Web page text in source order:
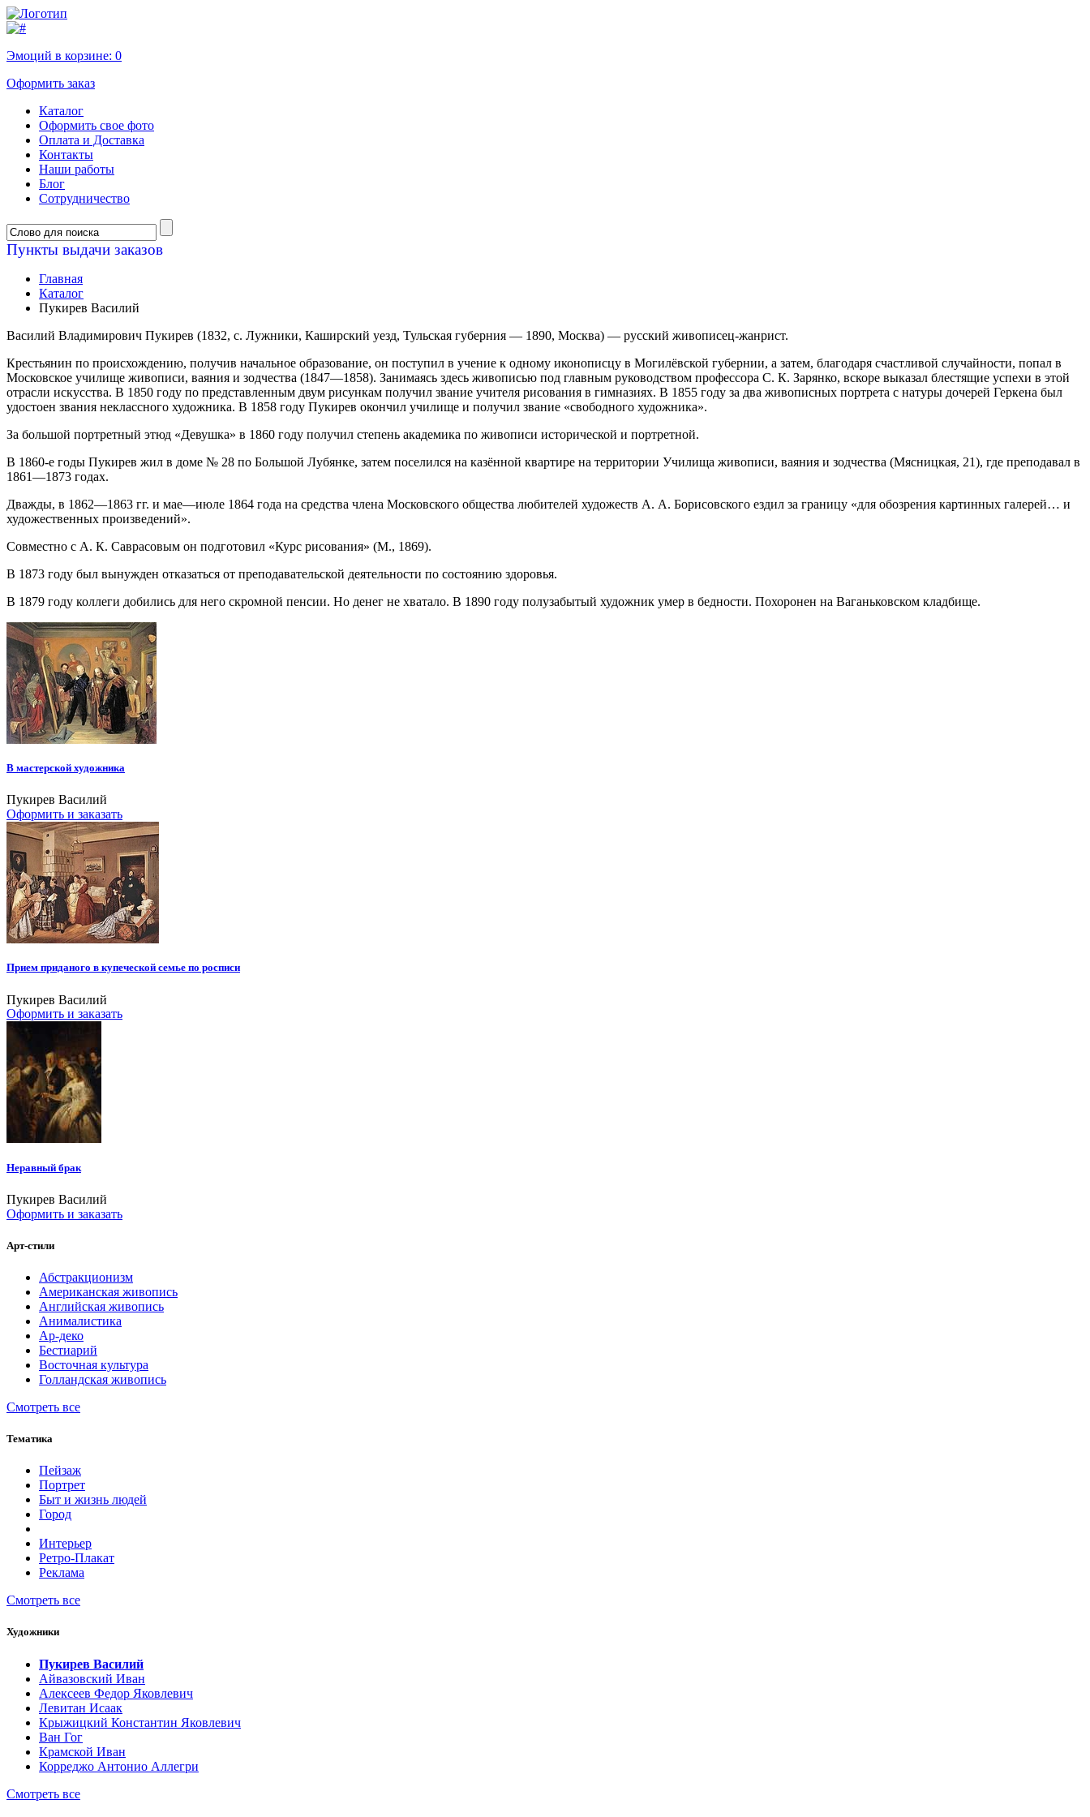
Эмоций в корзине: 0
Оформить заказ
Каталог
Оформить свое фото
Оплата и Доставка
Контакты
Наши работы
Блог
Сотрудничество
Пункты выдачи заказов
Главная
Каталог
Пукирев Василий
Василий Владимирович Пукирев (1832, с. Лужники, Каширский уезд, Тульская губерния — 1890, Москва) — русский живописец-жанрист.
Крестьянин по происхождению, получив начальное образование, он поступил в учение к одному иконописцу в Могилёвской губернии, а затем, благодаря счастливой случайности, попал в
Московское училище живописи, ваяния и зодчества (1847—1858). Занимаясь здесь живописью под главным руководством профессора С. К. Зарянко, вскоре выказал блестящие успехи в этой
отрасли искусства. В 1850 году по представленным двум рисункам получил звание учителя рисования в гимназиях. В 1855 году за два живописных портрета с натуры дочерей Геркена был
удостоен звания неклассного художника. В 1858 году Пукирев окончил училище и получил звание «свободного художника».
За большой портретный этюд «Девушка» в 1860 году получил степень академика по живописи исторической и портретной.
В 1860-е годы Пукирев жил в доме № 28 по Большой Лубянке, затем поселился на казённой квартире на территории Училища живописи, ваяния и зодчества (Мясницкая, 21), где преподавал в
1861—1873 годах.
Дважды, в 1862—1863 гг. и мае—июле 1864 года на средства члена Московского общества любителей художеств А. А. Борисовского ездил за границу «для обозрения картинных галерей… и
художественных произведений».
Совместно с А. К. Саврасовым он подготовил «Курс рисования» (М., 1869).
В 1873 году был вынужден отказаться от преподавательской деятельности по состоянию здоровья.
В 1879 году коллеги добились для него скромной пенсии. Но денег не хватало. В 1890 году полузабытый художник умер в бедности. Похоронен на Ваганьковском кладбище.
В мастерской художника
Пукирев Василий
Оформить и заказать
Прием приданого в купеческой семье по росписи
Пукирев Василий
Оформить и заказать
Неравный брак
Пукирев Василий
Оформить и заказать
Арт-стили
Абстракционизм
Американская живопись
Английская живопись
Анималистика
Ар-деко
Бестиарий
Восточная культура
Голландская живопись
Смотреть все
Тематика
Пейзаж
Портрет
Быт и жизнь людей
Город
Интерьер
Ретро-Плакат
Реклама
Смотреть все
Художники
Пукирев Василий
Айвазовский Иван
Алексеев Федор Яковлевич
Левитан Исаак
Крыжицкий Константин Яковлевич
Ван Гог
Крамской Иван
Корреджо Антонио Аллегри
Смотреть все